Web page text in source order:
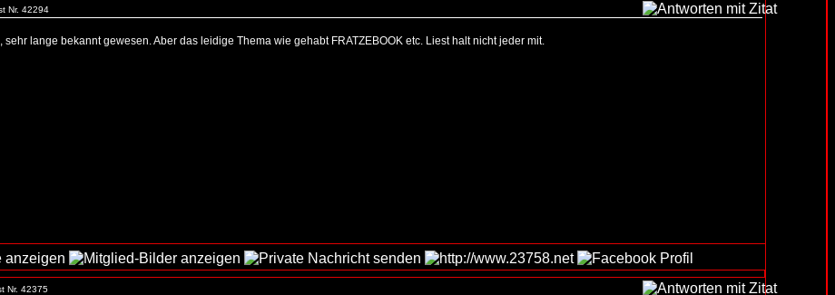
Nr. 42294
sehr lange bekannt gewesen. Aber das leidige Thema wie gehabt FRATZEBOOK etc. Liest halt nicht jeder mit.
Nr. 42375